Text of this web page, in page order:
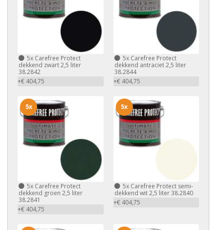
5x Carefree Protect
dekkend zwart 2,5 liter
38.2842
+€ 404,75
5xCarefree Protect
dekkend antraciet 2,5 liter
38.2844
+€ 404,75
5x Carefree Protect
dekkend groen 2,5 liter
38.2841
+€ 404,75
5x
5xCarefree Protect semi-
dekkend wit 2,5 liter 38.2840
+€ 404,75
5x